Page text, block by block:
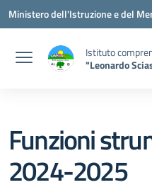
Vai ai contenuti
Vai al menu di navigazione
Vai al footer
Ministero dell'Istruzione e del
Istituto
"Leonardo
Funzioni
2024-2025